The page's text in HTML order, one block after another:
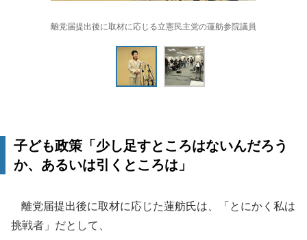
離党届提出後に取材に応じる立憲民主党の蓮舫参院議員
子ども政策「少し足すところはないんだろう
か、あるいは引くところは」
離党届提出後に取材に応じた蓮舫氏は、「とにかく私は
挑戦者」だとして、